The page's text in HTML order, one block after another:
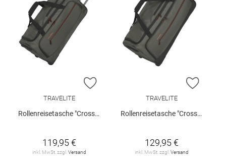
ZUR WUNSCHLISTE HINZUFÜGEN
TRAVELITE
Rollenreisetasche "Crosslite", Gr. M
119,95 €
inkl. MwSt. zzgl. Versand
ZUR
TRAVELITE
Rollenreisetasche "Crosslite", Gr. L
129,95 €
inkl. MwSt. zzgl. Versand